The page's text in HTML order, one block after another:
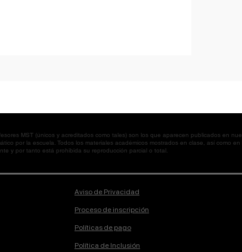
MST (únicos y acreditados como tales) son los que aparecen publicados en
por la escuela. Todos los materiales académicos mostrados en clase, así como
y por tanto está prohibida su reproducción parcial o total.
Aviso de Privacidad
Proceso de inscripción
Políticas de pago
Política de Inclusión